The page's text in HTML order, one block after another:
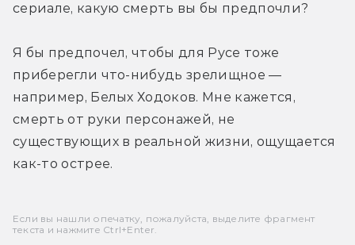
сериале, какую смерть вы бы предпочли?
Я бы предпочел, чтобы для Русе тоже
приберегли что-нибудь зрелищное —
например, Белых Ходоков. Мне кажется,
смерть от руки персонажей, не
существующих в реальной жизни, ощущается
как-то острее.
Если вы нашли опечатку, пожалуйста, выделите фрагмент
текста и нажмите Ctrl+Enter.